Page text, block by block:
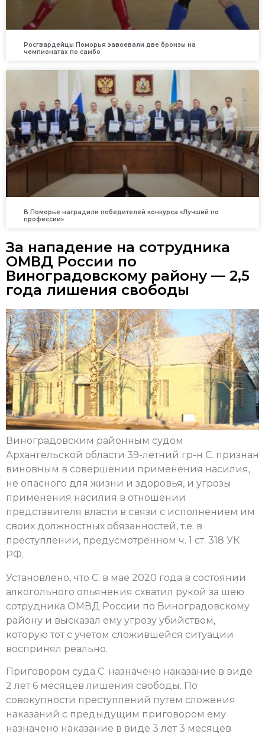
Росгвардейцы Поморья завоевали две бронзы на
чемпионатах по самбо
В Поморье наградили победителей конкурса «Лучший по
профессии»
За нападение на сотрудника
ОМВД России по
Виноградовскому району — 2,5
года лишения свободы
Виноградовским районным судом
Архангельской области 39-летний гр-н С. признан
виновным в совершении применения насилия,
не опасного для жизни и здоровья, и угрозы
применения насилия в отношении
представителя власти в связи с исполнением им
своих должностных обязанностей, т.е. в
преступлении, предусмотренном ч. 1 ст. 318 УК
РФ.
Установлено, что С. в мае 2020 года в состоянии
алкогольного опьянения схватил рукой за шею
сотрудника ОМВД России по Виноградовскому
району и высказал ему угрозу убийством,
которую тот с учетом сложившейся ситуации
воспринял реально.
Приговором суда С. назначено наказание в виде
2 лет 6 месяцев лишения свободы. По
совокупности преступлений путем сложения
наказаний с предыдущим приговором ему
назначено наказание в виде 3 лет 3 месяцев